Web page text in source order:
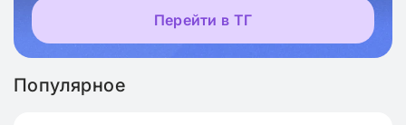
Перейти в ТГ
Популярное